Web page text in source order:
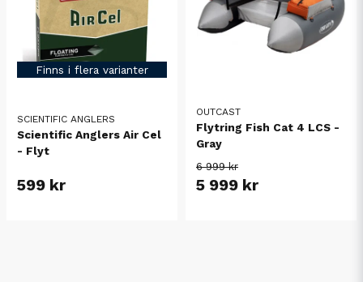
Finns i flera varianter
SCIENTIFIC ANGLERS
Scientific Anglers Air Cel
- Flyt
599 kr
OUTCAST
Flytring Fish Cat 4 LCS -
Gray
6 999 kr
5 999 kr